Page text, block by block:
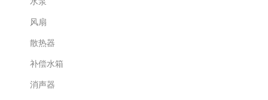
风扇
散热器
补偿水箱
消声器